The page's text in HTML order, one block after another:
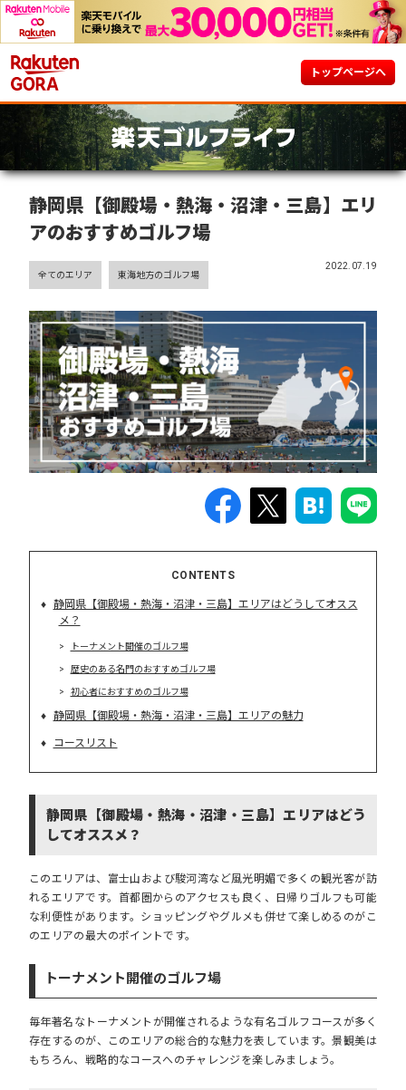
トップページへ
静岡県【御殿場・熱海・沼津・三島】エリ
アのおすすめゴルフ場
2022.07.19
全てのエリア
東海地方のゴルフ場
CONTENTS
静岡県【御殿場・熱海・沼津・三島】エリアはどうしてオスス
メ？
トーナメント開催のゴルフ場
歴史のある名門のおすすめゴルフ場
初心者におすすめのゴルフ場
静岡県【御殿場・熱海・沼津・三島】エリアの魅力
コースリスト
静岡県【御殿場・熱海・沼津・三島】エリアはどう
してオススメ？
このエリアは、富士山および駿河湾など風光明媚で多くの観光客が訪
れるエリアです。首都圏からのアクセスも良く、日帰りゴルフも可能
な利便性があります。ショッピングやグルメも併せて楽しめるのがこ
のエリアの最大のポイントです。
トーナメント開催のゴルフ場
毎年著名なトーナメントが開催されるような有名ゴルフコースが多く
存在するのが、このエリアの総合的な魅力を表しています。景観美は
もちろん、戦略的なコースへのチャレンジを楽しみましょう。